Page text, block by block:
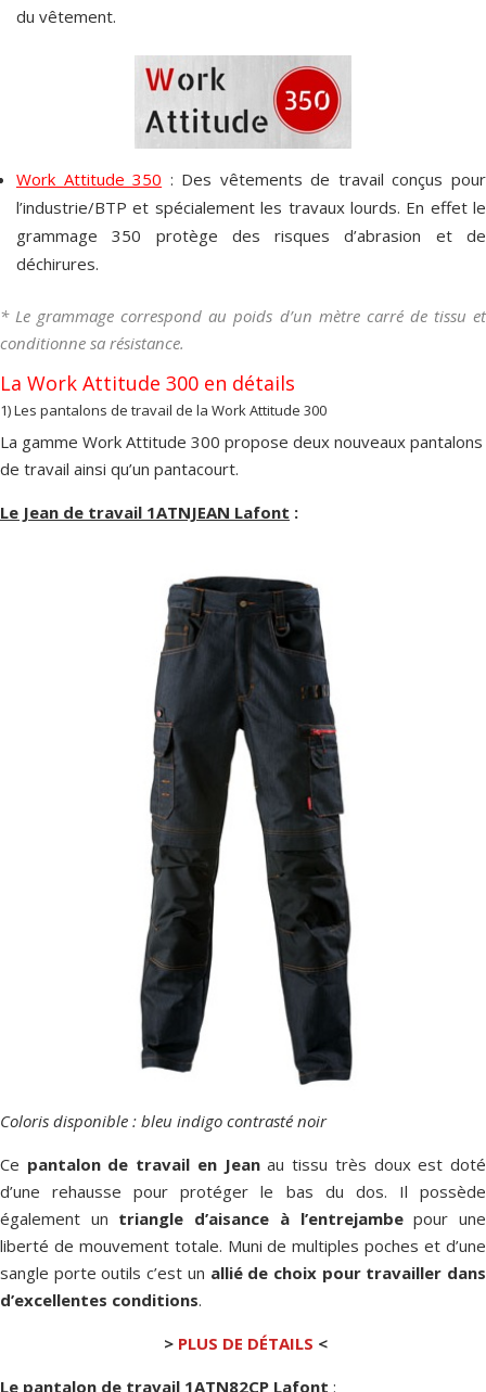
du vêtement.
Work Attitude 350 : Des vêtements de travail conçus pour
l’industrie/BTP et spécialement les travaux lourds. En effet le
grammage 350 protège des risques d’abrasion et de
déchirures.
* Le grammage correspond au poids d’un mètre carré de tissu et
conditionne sa résistance.
La Work Attitude 300 en détails
1) Les pantalons de travail de la Work Attitude 300
La gamme Work Attitude 300 propose deux nouveaux pantalons
de travail ainsi qu’un pantacourt.
Le Jean de travail 1ATNJEAN Lafont :
Coloris disponible : bleu indigo contrasté noir
Ce pantalon de travail en Jeanau tissu très doux est doté
d’une rehausse pour protéger le bas du dos. Il possède
également un triangle d’aisance à l’entrejambepour une
liberté de mouvement totale. Muni de multiples poches et d’une
sangle porte outils c’est un allié de choix pour travailler dans
d’excellentes conditions.
> PLUS DE DÉTAILS <
Le pantalon de travail 1ATN82CP Lafont :